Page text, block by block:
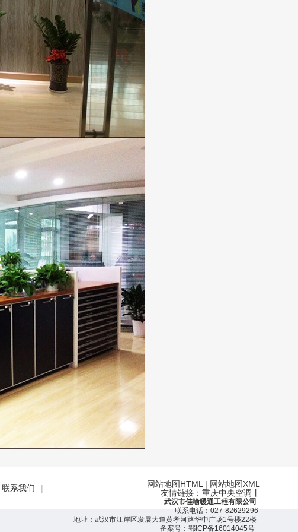
联系我们 | 网站地图HTML | 网站地图XML
友情链接：重庆中央空调
武汉市佳喻暖通工程有限公司
联系电话：027-82629296
地址：武汉市江岸区发展大道黄孝河路华中广场1号楼22楼
备案号：鄂ICP备16014045号